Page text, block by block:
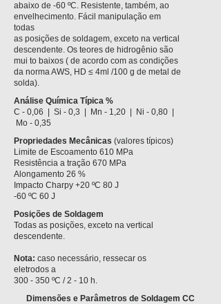
abaixo de -60 ºC. Resistente, também, ao
envelhecimento. Fácil manipulação em
todas
as posições de soldagem, exceto na vertical
descendente. Os teores de hidrogênio são
mui to baixos ( de acordo com as condições
da norma AWS, HD ≤ 4ml /100 g de metal de
solda).
Análise Química Típica %
C - 0,06 | Si - 0,3 | Mn - 1,20 | Ni - 0,80 |
Mo - 0,35
Propriedades Mecânicas (valores típicos)
Limite de Escoamento 610 MPa
Resistência a tração 670 MPa
Alongamento 26 %
Impacto Charpy +20 ºC 80 J
-60 ºC 60 J
Posições de Soldagem
Todas as posições, exceto na vertical
descendente.
Nota: caso necessário, ressecar os
eletrodos a
300 - 350 ºC / 2 - 10 h.
Dimensões e Parâmetros de Soldagem CC